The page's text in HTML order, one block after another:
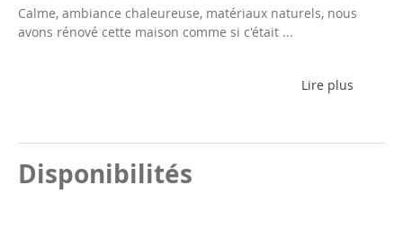
Calme, ambiance chaleureuse, matériaux naturels, nous
avons rénové cette maison comme si c'était ...
Lire plus
Disponibilités